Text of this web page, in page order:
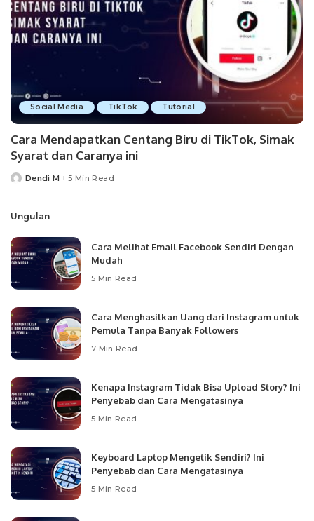
Social Media TikTok Tutorial
Cara Mendapatkan Centang Biru di TikTok, Simak
Syarat dan Caranya ini
PostedDendi M 5 Min Read
Ungulan
Cara Melihat Email Facebook Sendiri Dengan
Mudah
5 Min Read
Cara Menghasilkan Uang dari Instagram untuk
Pemula Tanpa Banyak Followers
7 Min Read
Kenapa Instagram Tidak Bisa Upload Story? Ini
Penyebab dan Cara Mengatasinya
5 Min Read
Keyboard Laptop Mengetik Sendiri? Ini
Penyebab dan Cara Mengatasinya
5 Min Read